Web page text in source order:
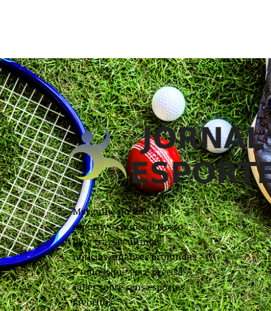
Mergulhe no universo
esportivo conosco! Nosso
blog traz as últimas
notícias, análises profundas
e tudo o que você precisa
saber sobre seus esportes
favoritos.